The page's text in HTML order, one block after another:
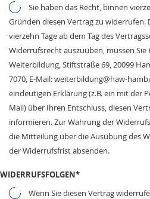
Sie haben das Recht, binnen
Gründen diesen Vertrag zu
vierzehn Tage ab dem Tag des
Widerrufsrecht auszuüben, müssen Sie
Weiterbildung, Stiftstraße 69, 20099
7070, E-Mail: weiterbildung@haw-
eindeutigen Erklärung (z.B. ein mit der
Mail) über Ihren Entschluss, diesen
informieren. Zur Wahrung der
die Mitteilung über die Ausübung des
der Widerrufsfrist absenden.
WIDERRUFSFOLGEN*
Wenn Sie diesen Vertrag